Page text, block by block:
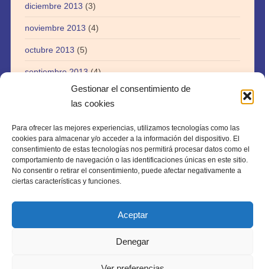
Gestionar el consentimiento de
las cookies
Para ofrecer las mejores experiencias, utilizamos tecnologías como las
cookies para almacenar y/o acceder a la información del dispositivo. El
consentimiento de estas tecnologías nos permitirá procesar datos como el
comportamiento de navegación o las identificaciones únicas en este sitio.
No consentir o retirar el consentimiento, puede afectar negativamente a
ciertas características y funciones.
Aceptar
Denegar
diciembre 2013 (3)
noviembre 2013 (4)
octubre 2013 (5)
septiembre 2013(4)
(5)
abril 2013(1)
agosto 2012(1)
julio 2012(1)
Copyright © 2026 · webtiki.es